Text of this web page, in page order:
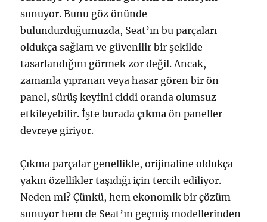
sunuyor. Bunu göz önünde
bulundurduğumuzda, Seat’ın bu parçaları
oldukça sağlam ve güvenilir bir şekilde
tasarlandığını görmek zor değil. Ancak,
zamanla yıpranan veya hasar gören bir ön
panel, sürüş keyfini ciddi oranda olumsuz
etkileyebilir. İşte buradaçıkma ön paneller
devreye giriyor.
Çıkma parçalar genellikle, orijinaline oldukça
yakın özellikler taşıdığı için tercih ediliyor.
Neden mi? Çünkü, hem ekonomik bir çözüm
sunuyor hem de Seat’ın geçmiş modellerinden